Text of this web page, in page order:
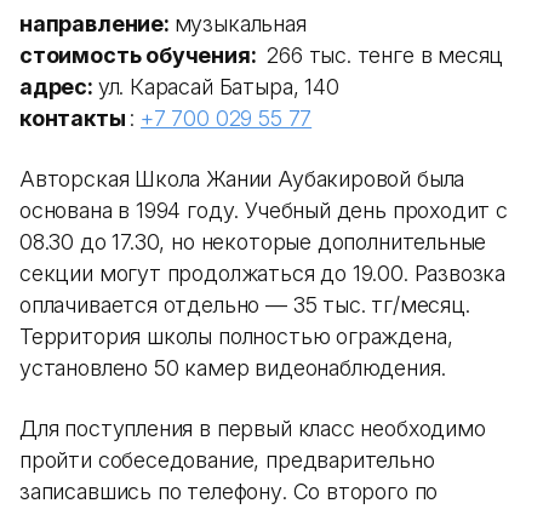
направление: музыкальная
стоимость обучения: 266 тыс. тенге в месяц
адрес: ул. Карасай Батыра, 140
контакты : +7 700 029 55 77
Авторская Школа Жании Аубакировой была
основана в 1994 году. Учебный день проходит с
08.30 до 17.30, но некоторые дополнительные
секции могут продолжаться до 19.00. Развозка
оплачивается отдельно — 35 тыс. тг/месяц.
Территория школы полностью ограждена,
установлено 50 камер видеонаблюдения.
Для поступления в первый класс необходимо
пройти собеседование, предварительно
записавшись по телефону. Со второго по